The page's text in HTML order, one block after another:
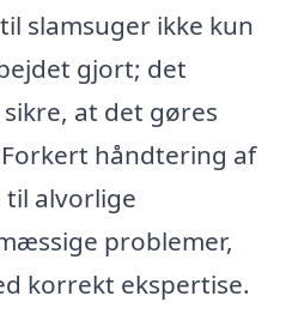
slamsuger ikke kun
gjort; det
at det gøres
håndtering af
til alvorlige
problemer,
korrekt ekspertise.